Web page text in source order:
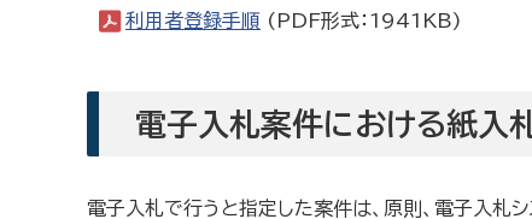
利用者登録手順 (PDF形式：1941KB)
電子入札案件における紙入
電子入札で行うと指定した案件は、原則、電子入札